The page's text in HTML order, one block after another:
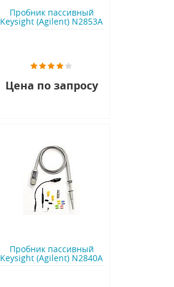
Пробник пассивный
Keysight (Agilent) N2853A
Цена по запросу
Пробник пассивный
Keysight (Agilent) N2840A